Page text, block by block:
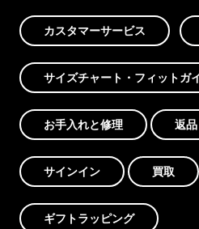
カスタマーサービス
サイズチャート・フィットガ
お手入れと修理 返
サインイン 買取
ギフトラッピング